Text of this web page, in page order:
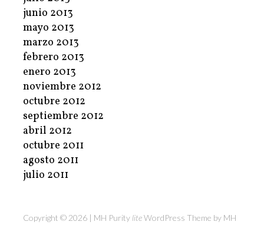
junio 2013
mayo 2013
marzo 2013
febrero 2013
enero 2013
noviembre 2012
octubre 2012
septiembre 2012
abril 2012
octubre 2011
agosto 2011
julio 2011
Copyright © 2026 | MH Purity liteWordPress Theme by MH